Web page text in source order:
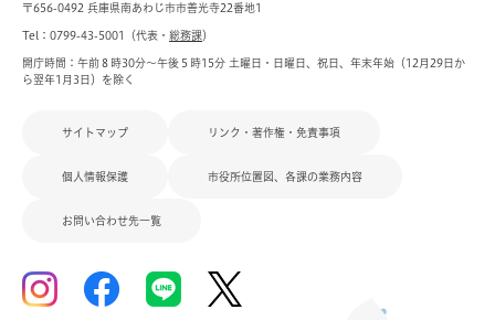
〒656-0492 兵庫県南あわじ市市善光寺22番地1
Tel：0799-43-5001（代表・ 総務課）
開庁時間：午前８時30分～午後５時15分 土曜日・日曜日、祝日、年末年始（12月29日か
ら翌年1月3日）を除く
サイトマップ リンク・著作権・免責事項
個人情報保護 市役所位置図、各課の業務内容
お問い合わせ先一覧